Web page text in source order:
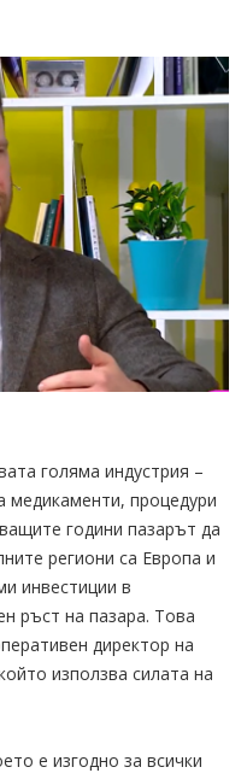
голяма индустрия –
медикаменти, процедури
години пазарът да
региони са Европа и
инвестиции в
ръст на пазара. Това
директор на
използва силата на
е изгодно за всички